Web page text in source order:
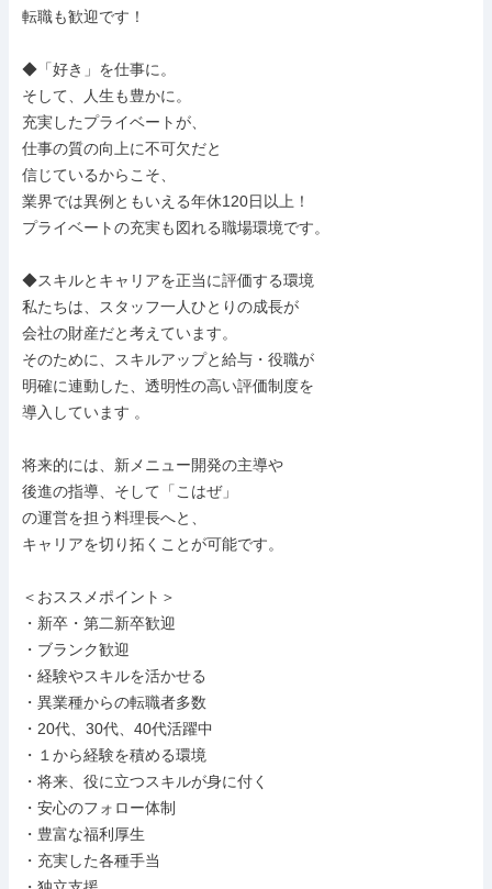
転職も歓迎です！
◆「好き」を仕事に。
そして、人生も豊かに。
充実したプライベートが、
仕事の質の向上に不可欠だと
信じているからこそ、
業界では異例ともいえる年休120日以上！
プライベートの充実も図れる職場環境です。
◆スキルとキャリアを正当に評価する環境
私たちは、スタッフ一人ひとりの成長が
会社の財産だと考えています。
そのために、スキルアップと給与・役職が
明確に連動した、透明性の高い評価制度を
導入しています 。
将来的には、新メニュー開発の主導や
後進の指導、そして「こはぜ」
の運営を担う料理長へと、
キャリアを切り拓くことが可能です。
＜おススメポイント＞
・新卒・第二新卒歓迎
・ブランク歓迎
・経験やスキルを活かせる
・異業種からの転職者多数
・20代、30代、40代活躍中
・１から経験を積める環境
・将来、役に立つスキルが身に付く
・安心のフォロー体制
・豊富な福利厚生
・充実した各種手当